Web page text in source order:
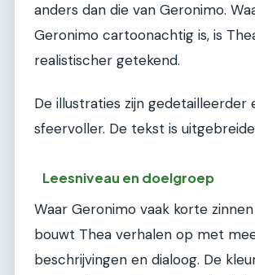
anders dan die van Geronimo.
Geronimo cartoonachtig is, is
realistischer getekend.
De illustraties zijn gedetailleerder
sfeervoller. De tekst is
Leesniveau en doelgroep
Waar Geronimo vaak korte
bouwt Thea verhalen op met
beschrijvingen en dialoog. De